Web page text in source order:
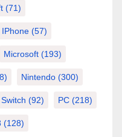
(71)
IPhone (57)
Microsoft (193)
Nintendo (300)
(92) PC (218)
(128)